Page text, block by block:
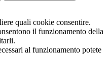
quali cookie consentire.
il funzionamento della
al funzionamento potete